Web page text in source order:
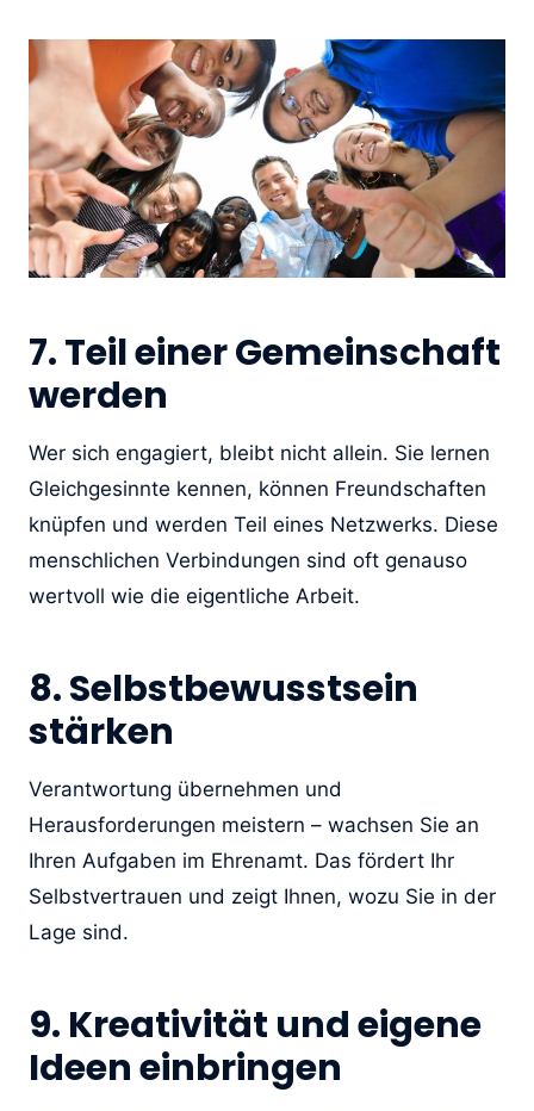
7. Teil einer Gemeinschaft
werden
Wer sich engagiert, bleibt nicht allein. Sie lernen
Gleichgesinnte kennen, können Freundschaften
knüpfen und werden Teil eines Netzwerks. Diese
menschlichen Verbindungen sind oft genauso
wertvoll wie die eigentliche Arbeit.
8. Selbstbewusstsein
stärken
Verantwortung übernehmen und
Herausforderungen meistern – wachsen Sie an
Ihren Aufgaben im Ehrenamt. Das fördert Ihr
Selbstvertrauen und zeigt Ihnen, wozu Sie in der
Lage sind.
9. Kreativität und eigene
Ideen einbringen